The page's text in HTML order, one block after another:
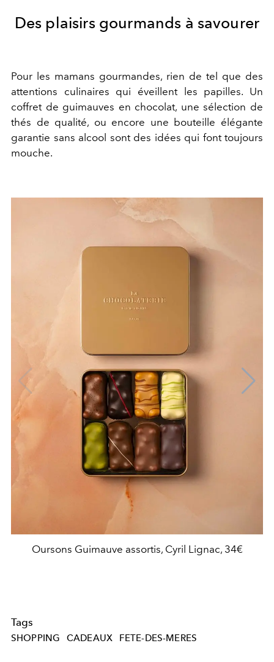
Des plaisirs gourmands à savourer
Pour les mamans gourmandes, rien de tel que des
attentions culinaires qui éveillent les papilles. Un
coffret de guimauves en chocolat, une sélection de
thés de qualité, ou encore une bouteille élégante
garantie sans alcool sont des idées qui font toujours
mouche.
Oursons Guimauve assortis, Cyril Lignac, 34€
Tags
SHOPPING CADEAUX FETE-DES-MERES